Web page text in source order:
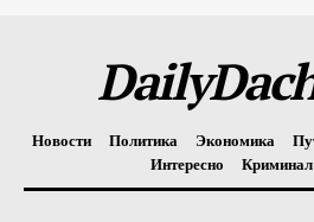
Новости Политика Экономика
Интересно
Криминал